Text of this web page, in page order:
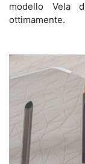
modello Vela
ottimamente.